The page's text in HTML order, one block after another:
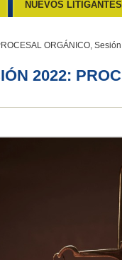
ORGÁNICO, Sesión
2022:
NUEVOS LITIGANTES